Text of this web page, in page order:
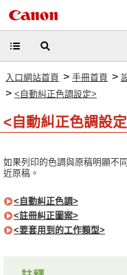
入口網站首頁 > 手冊首頁 >
> <自動糾正色調設定>
<自動糾正色調設
如果列印的色調與原稿明顯不
近原稿。
<自動糾正色調>
<註冊糾正圖案>
<要套用到的工作類型>